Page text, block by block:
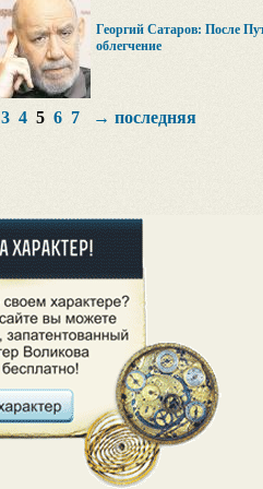
Георгий Сатаров: После
облегчение
3 4 5 6 7 → последняя